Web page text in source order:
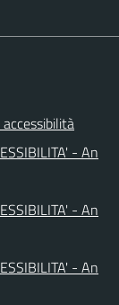
- An
- An
- An